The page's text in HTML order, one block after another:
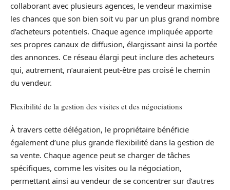
collaborant avec plusieurs agences, le vendeur maximise
les chances que son bien soit vu par un plus grand nombre
d’acheteurs potentiels. Chaque agence impliquée apporte
ses propres canaux de diffusion, élargissant ainsi la portée
des annonces. Ce réseau élargi peut inclure des acheteurs
qui, autrement, n’auraient peut-être pas croisé le chemin
du vendeur.
Flexibilité de la gestion des visites et des négociations
À travers cette délégation, le propriétaire bénéficie
également d’une plus grande flexibilité dans la gestion de
sa vente. Chaque agence peut se charger de tâches
spécifiques, comme les visites ou la négociation,
permettant ainsi au vendeur de se concentrer sur d’autres